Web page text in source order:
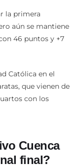
la primera
aún se mantiene
46 puntos y +7
Católica en el
que vienen de
con los
Cuenca
final?